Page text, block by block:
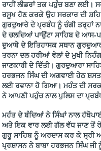
ਰਾਹੀਂ ਲੀਡਰਾਂ ਤਕ ਪਹੁੰਚ ਬਣਾ ਲਈ।
ਰਸੂਖ ਹੋਣ ਕਰਕੇ ਉਹ ਸਰਕਾਰ ਦੀ
ਗੁਰਦੁਆਰੇ ਦੇ ਪ੍ਰਬੰਧ ਨੂੰ ਚੰਗੀ ਤਰ੍ਹਾਂ ਨਾ
ਦੇ ਚਲਦਿਆਂ ਪਾਉਂਟਾ ਸਾਹਿਬ ਦੇ ਆਸ-
ਦੁਆਬੇ ਦੇ ਇਤਿਹਾਸਕ ਸਥਾਨ
ਤਰਨਾ ਦਲ ਹਰੀਆਂ ਵੇਲਾਂ ਦੇ ਮੁਖੀ
ਜਾਣਕਾਰੀ ਦੇ ਦਿੱਤੀ। ਗੁਰਦੁਆਰਾ
ਹਰਭਜਨ ਸਿੰਘ ਦੀ ਅਗਵਾਈ ਹੇਠ
ਲਈ ਰਵਾਨਾ ਹੋ ਗਿਆ। ਮਹੰਤ ਦੀ
ਨੇ ਆਪਣੀ ਪਹੁੰਚ ਨਾਲ ਪੁਲਿਸ ਦਾ
ਮਹੰਤ ਦੇ ਬੰਦਿਆਂ ਨੇ ਸਿੰਘਾਂ ਨਾਲ
ਅਤੇ ਇਕ ਵਾਰ ਲਈ ਗੱਲ ਵੱਧ ਜਾਣ ਤੋਂ
ਗੁਰੂ ਸਾਹਿਬ ਨੂੰ ਅਰਦਾਸ ਕਰ ਕੇ ਸ੍ਰੀ
ਪ੍ਰਸ਼ਾਸਨ ਨੇ ਬਾਬਾ ਹਰਭਜਨ ਸਿੰਘ